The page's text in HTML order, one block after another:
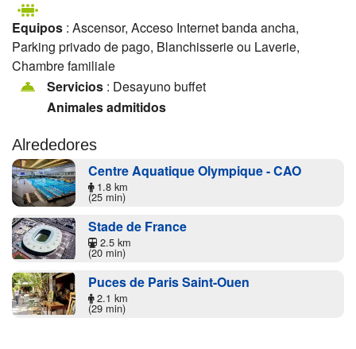
Equipos : Ascensor, Acceso Internet banda ancha,
Parking privado de pago, Blanchisserie ou Laverie,
Chambre familiale
Servicios : Desayuno buffet
Animales admitidos
Alrededores
Centre Aquatique Olympique - CAO
1.8 km
(25 min)
Stade de France
2.5 km
(20 min)
Puces de Paris Saint-Ouen
2.1 km
(29 min)